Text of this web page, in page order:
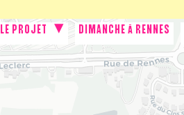
LE PROJET DIMANCHE À RENNES